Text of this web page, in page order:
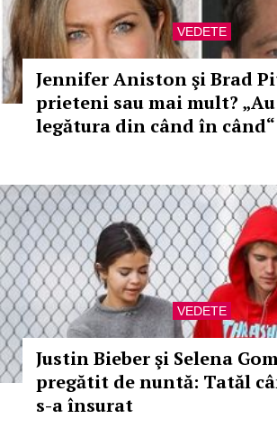
VEDETE
Jennifer Aniston şi Brad
prieteni sau mai mult?
legătura din când în când“
VEDETE
Justin Bieber şi Selena
pregătit de nuntă: Tatăl
s-a însurat